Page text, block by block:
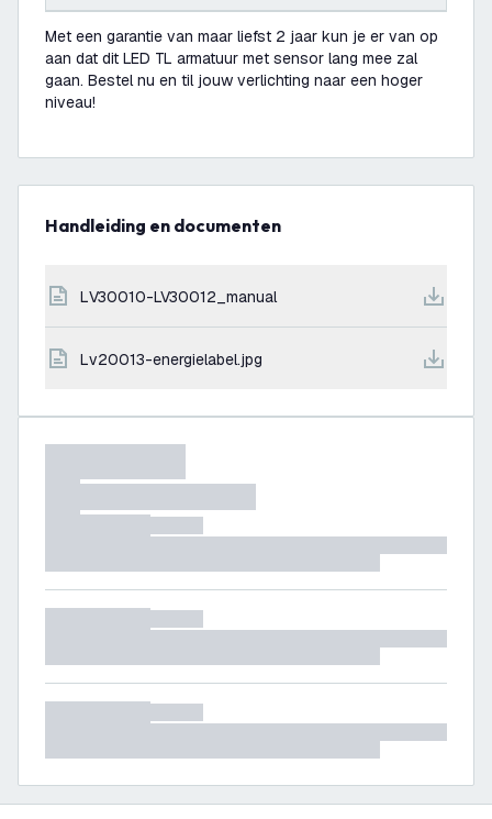
Met een garantie van maar liefst 2 jaar kun je er van op
aan dat dit LED TL armatuur met sensor lang mee zal
gaan. Bestel nu en til jouw verlichting naar een hoger
niveau!
Handleiding en documenten
LV30010-LV30012_manual
lv20013-energielabel.jpg